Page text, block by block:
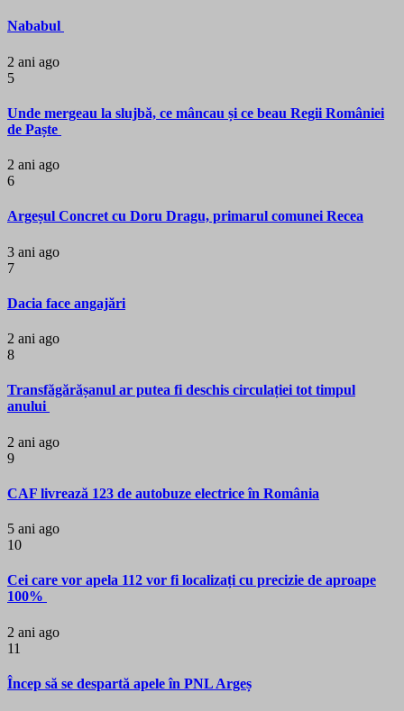
Nababul
2 ani ago
5
Unde mergeau la slujbă, ce mâncau și ce beau Regii României
de Paște
2 ani ago
6
Argeșul Concret cu Doru Dragu, primarul comunei Recea
3 ani ago
7
Dacia face angajări
2 ani ago
8
Transfăgărășanul ar putea fi deschis circulației tot timpul
anului
2 ani ago
9
CAF livrează 123 de autobuze electrice în România
5 ani ago
10
Cei care vor apela 112 vor fi localizați cu precizie de aproape
100%
2 ani ago
11
Încep să se despartă apele în PNL Argeș